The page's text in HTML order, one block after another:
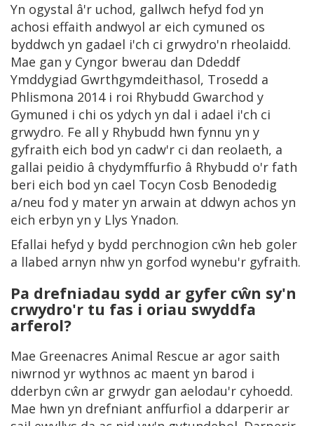
Yn ogystal â'r uchod, gallwch hefyd fod yn
achosi effaith andwyol ar eich cymuned os
byddwch yn gadael i'ch ci grwydro'n rheolaidd.
Mae gan y Cyngor bwerau dan Ddeddf
Ymddygiad Gwrthgymdeithasol, Trosedd a
Phlismona 2014 i roi Rhybudd Gwarchod y
Gymuned i chi os ydych yn dal i adael i'ch ci
grwydro. Fe all y Rhybudd hwn fynnu yn y
gyfraith eich bod yn cadw'r ci dan reolaeth, a
gallai peidio â chydymffurfio â Rhybudd o'r fath
beri eich bod yn cael Tocyn Cosb Benodedig
a/neu fod y mater yn arwain at ddwyn achos yn
eich erbyn yn y Llys Ynadon.
Efallai hefyd y bydd perchnogion cŵn heb goler
a llabed arnyn nhw yn gorfod wynebu'r gyfraith.
Pa drefniadau sydd ar gyfer cŵn sy'n
crwydro'r tu fas i oriau swyddfa
arferol?
Mae Greenacres Animal Rescue ar agor saith
niwrnod yr wythnos ac maent yn barod i
dderbyn cŵn ar grwydr gan aelodau'r cyhoedd.
Mae hwn yn drefniant anffurfiol a ddarperir ar